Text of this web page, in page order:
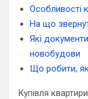
Особливості
На що
Які
новобудови
Що робити,
Купівля